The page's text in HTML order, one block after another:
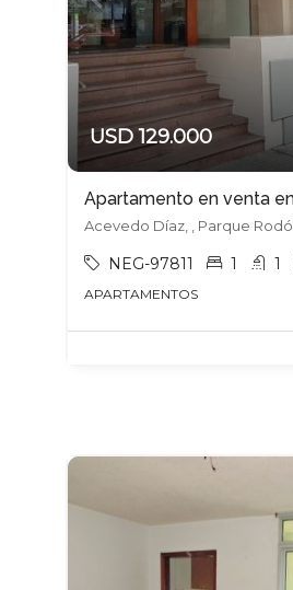
USD 129.000
Acevedo Díaz, , Parque Rodó
NEG-97811 1 1
APARTAMENTOS